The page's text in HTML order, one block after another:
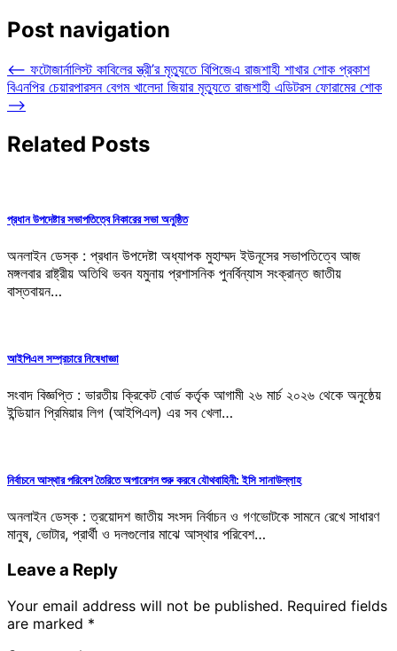
Post navigation
⟵ ফটোজার্নালিস্ট কাবিলের স্ত্রী’র মৃত্যুতে বিপিজেএ রাজশাহী শাখার শোক প্রকাশ
বিএনপির চেয়ারপারসন বেগম খালেদা জিয়ার মৃত্যুতে রাজশাহী এডিটরস ফোরামের শোক
⟶
Related Posts
প্রধান উপদেষ্টার সভাপতিত্বে নিকারের সভা অনুষ্ঠিত
অনলাইন ডেস্ক : প্রধান উপদেষ্টা অধ্যাপক মুহাম্মদ ইউনূসের সভাপতিত্বে আজ
মঙ্গলবার রাষ্ট্রীয় অতিথি ভবন যমুনায় প্রশাসনিক পুনর্বিন্যাস সংক্রান্ত জাতীয়
বাস্তবায়ন…
আইপিএল সম্প্রচারে নিষেধাজ্ঞা
সংবাদ বিজ্ঞপ্তি : ভারতীয় ক্রিকেট বোর্ড কর্তৃক আগামী ২৬ মার্চ ২০২৬ থেকে অনুষ্ঠেয়
ইন্ডিয়ান প্রিমিয়ার লিগ (আইপিএল) এর সব খেলা…
নির্বাচনে আস্থার পরিবেশ তৈরিতে অপারেশন শুরু করবে যৌথবাহিনী: ইসি সানাউল্লাহ
অনলাইন ডেস্ক : ত্রয়োদশ জাতীয় সংসদ নির্বাচন ও গণভোটকে সামনে রেখে সাধারণ
মানুষ, ভোটার, প্রার্থী ও দলগুলোর মাঝে আস্থার পরিবেশ…
Leave a Reply
Your email address will not be published. Required fields
are marked *